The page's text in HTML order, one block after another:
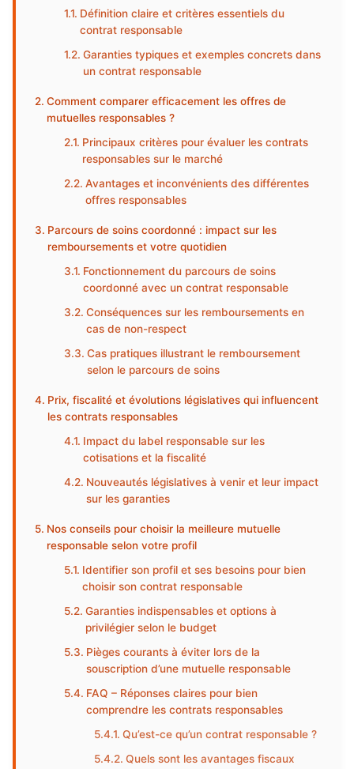
Définition claire et critères essentiels du
contrat responsable
Garanties typiques et exemples concrets dans
un contrat responsable
Comment comparer efficacement les offres de
mutuelles responsables ?
Principaux critères pour évaluer les contrats
responsables sur le marché
Avantages et inconvénients des différentes
offres responsables
Parcours de soins coordonné : impact sur les
remboursements et votre quotidien
Fonctionnement du parcours de soins
coordonné avec un contrat responsable
Conséquences sur les remboursements en
cas de non-respect
Cas pratiques illustrant le remboursement
selon le parcours de soins
Prix, fiscalité et évolutions législatives qui influencent
les contrats responsables
Impact du label responsable sur les
cotisations et la fiscalité
Nouveautés législatives à venir et leur impact
sur les garanties
Nos conseils pour choisir la meilleure mutuelle
responsable selon votre profil
Identifier son profil et ses besoins pour bien
choisir son contrat responsable
Garanties indispensables et options à
privilégier selon le budget
Pièges courants à éviter lors de la
souscription d’une mutuelle responsable
FAQ – Réponses claires pour bien
comprendre les contrats responsables
Qu’est-ce qu’un contrat responsable ?
Quels sont les avantages fiscaux